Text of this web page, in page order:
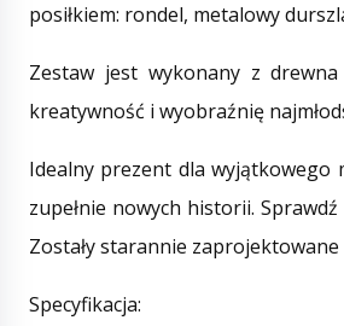
posiłkiem: rondel, metalowy
Zestaw jest wykonany z
kreatywność i wyobraźnię
Idealny prezent dla wyjątkowego
zupełnie nowych historii.
Zostały starannie
Specyfikacja: